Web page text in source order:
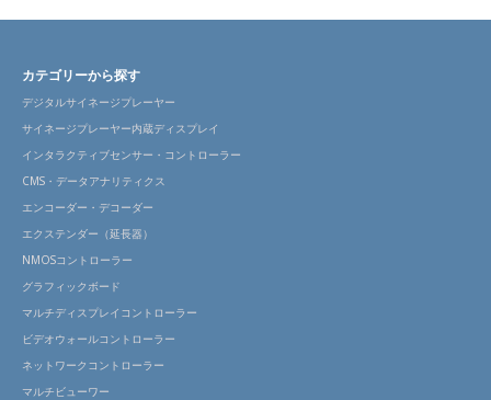
カテゴリーから探す
デジタルサイネージプレーヤー
サイネージプレーヤー内蔵ディスプレイ
インタラクティブセンサー・コントローラー
CMS・データアナリティクス
エンコーダー・デコーダー
エクステンダー（延長器）
NMOSコントローラー
グラフィックボード
マルチディスプレイコントローラー
ビデオウォールコントローラー
ネットワークコントローラー
マルチビューワー